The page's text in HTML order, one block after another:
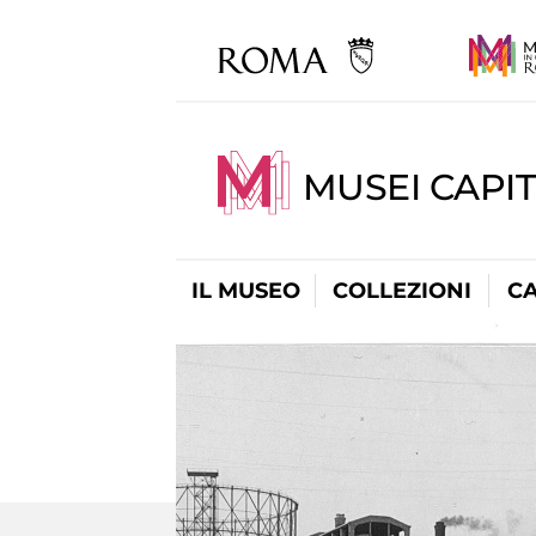
MUSEI
IL MUSEO COLLEZIONI